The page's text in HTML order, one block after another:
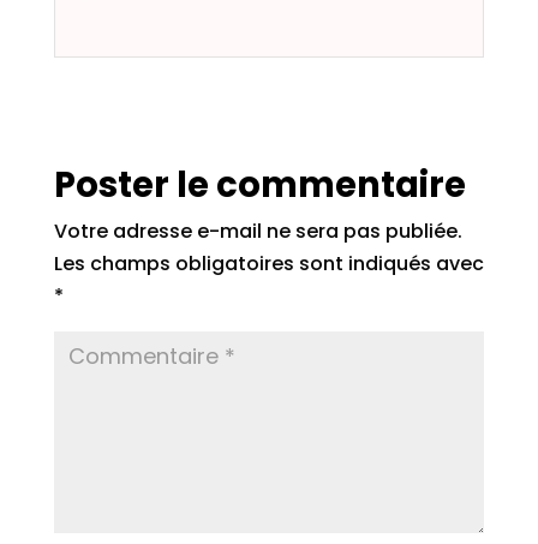
Poster le commentaire
Votre adresse e-mail ne sera pas publiée.
Les champs obligatoires sont indiqués avec
*